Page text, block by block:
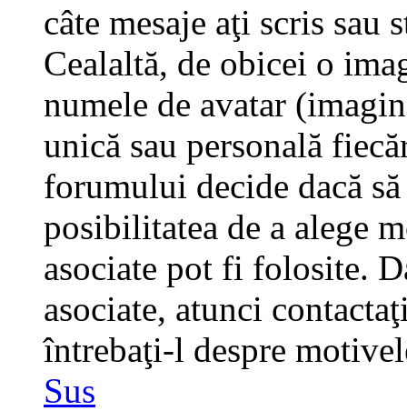
câte mesaje aţi scris sau
Cealaltă, de obicei o
numele de avatar
unică sau personală
forumului decide dacă
posibilitatea de a alege
asociate pot fi folosite.
asociate, atunci
întrebaţi-l despre
Sus